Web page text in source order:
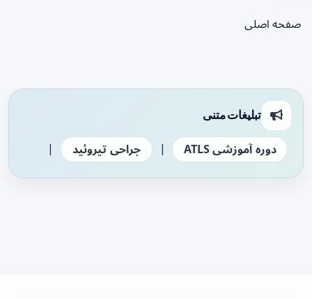
صفحه اصلی
تبلیغات متنی
دوره آموزشی ATLS | جراحی تیروئید |